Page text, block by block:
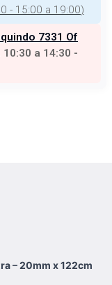
- 15:00 a 19:00)
7331 Of
10:30 a 14:30 -
– 20mm x 122cm